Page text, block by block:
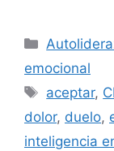
emocional
Etiquetas
aceptar,
dolor, duelo,
inteligencia